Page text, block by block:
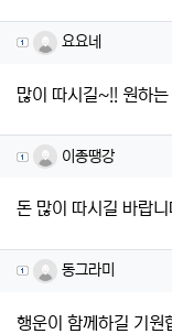
요요네님의 댓
요요네
많이 따시길~!! 원하
이종땡강님의
이종땡강
돈 많이 따시길 바랍
동그라미님의
동그라미
행운이 함께하길 기원